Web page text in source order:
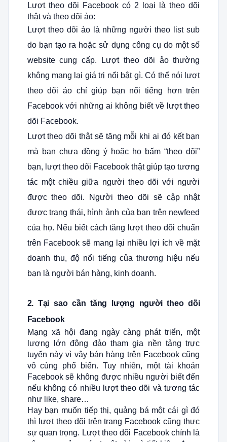
Lượt theo dõi Facebook có 2 loại là theo dõi
thật và theo dõi ảo:
Lượt theo dõi ảo là những người theo list sub
do bạn tạo ra hoặc sử dụng công cụ do một số
website cung cấp. Lượt theo dõi ảo thường
không mang lại giá trị nổi bật gì. Có thể nói lượt
theo dõi ảo chỉ giúp bạn nổi tiếng hơn trên
Facebook với những ai không biết về lượt theo
dõi Facebook.
Lượt theo dõi thật sẽ tăng mỗi khi ai đó kết bạn
mà bạn chưa đồng ý hoặc họ bấm “theo dõi”
bạn, lượt theo dõi Facebook thật giúp tạo tương
tác một chiều giữa người theo dõi với người
được theo dõi. Người theo dõi sẽ cập nhật
được trạng thái, hình ảnh của bạn trên newfeed
của họ. Nếu biết cách tăng lượt theo dõi chuẩn
trên Facebook sẽ mang lại nhiều lợi ích về mặt
doanh thu, độ nổi tiếng của thương hiệu nếu
bạn là người bán hàng, kinh doanh.
2. Tại sao cần tăng lượng người theo dõi
Facebook
Mạng xã hội đang ngày càng phát triển, một
lượng lớn đông đảo tham gia nền tảng trực
tuyến này vì vậy bán hàng trên Facebook cũng
vô cùng phổ biến. Tuy nhiên, một tài khoản
Facebook sẽ không được nhiều người biết đến
nếu không có nhiều lượt theo dõi và tương tác
như like, share…
Hay bạn muốn tiếp thị, quảng bá một cái gì đó
thì lượt theo dõi trên trang Facebook cũng thực
sự quan trọng. Lượt theo dõi Facebook chính là